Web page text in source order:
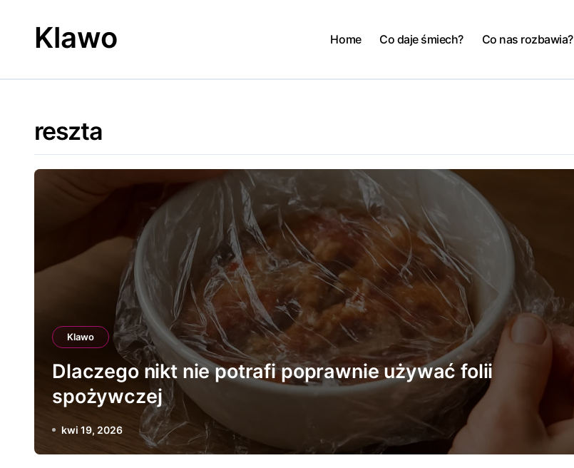
contentKlawo Home Co daje śmiech? Co nas rozbawia?
reszta
Klawo
Dlaczego nikt nie potrafi poprawnie używać folii
spożywczej
kwi 19, 2026